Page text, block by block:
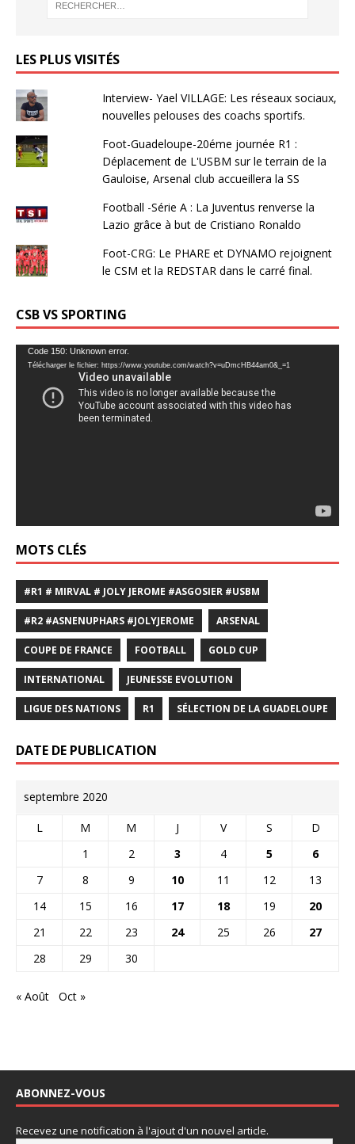
LES PLUS VISITÉS
Interview- Yael VILLAGE: Les réseaux sociaux,
nouvelles pelouses des coachs sportifs.
Foot-Guadeloupe-20éme journée R1 :
Déplacement de L'USBM sur le terrain de la
Gauloise, Arsenal club accueillera la SS
Football -Série A : La Juventus renverse la
Lazio grâce à but de Cristiano Ronaldo
Foot-CRG: Le PHARE et DYNAMO rejoignent
le CSM et la REDSTAR dans le carré final.
CSB VS SPORTING
Lecteur
vidéo
Code 150: Unknown error.
Télécharger le fichier: https://www.youtube.com/watch?v=uDmcHB44am0&_=1
MOTS CLÉS
#R1 # MIRVAL # JOLY JEROME #ASGOSIER #USBM
#R2 #ASNENUPHARS #JOLYJEROME ARSENAL
COUPE DE FRANCE FOOTBALL GOLD CUP
INTERNATIONAL JEUNESSE EVOLUTION
LIGUE DES NATIONS R1 SÉLECTION DE LA GUADELOUPE
DATE DE PUBLICATION
septembre 2020
L M M J V S
D
1
2 3 4 5
6
7
8 9 10 11 12
13
14
15 16 17 18 19
20
21
22 23 24 25 26
27
28
29 30
« Août Oct »
ABONNEZ-VOUS
Recevez une notification à l'ajout d'un nouvel article.